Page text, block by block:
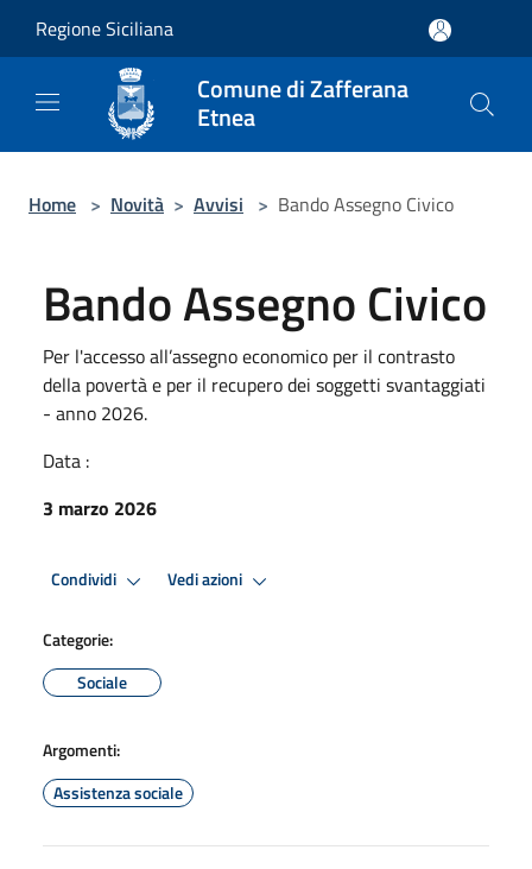
Regione Siciliana
Comune di Zafferana
Etnea
Home > Novità > Avvisi > Bando Assegno Civico
Bando Assegno Civico
Per l'accesso all’assegno economico per il contrasto
della povertà e per il recupero dei soggetti svantaggiati
- anno 2026.
Data :
3 marzo 2026
Condividi Vedi azioni
Categorie:
Sociale
Argomenti:
Assistenza sociale